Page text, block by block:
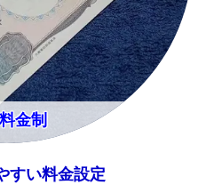
金制
すい料金設定